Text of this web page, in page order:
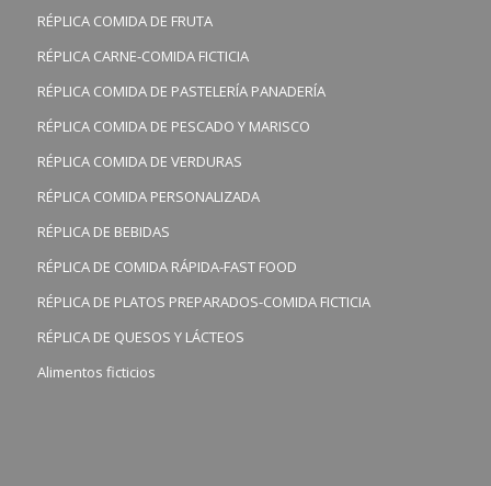
RÉPLICA COMIDA DE FRUTA
RÉPLICA CARNE-COMIDA FICTICIA
RÉPLICA COMIDA DE PASTELERÍA PANADERÍA
RÉPLICA COMIDA DE PESCADO Y MARISCO
RÉPLICA COMIDA DE VERDURAS
RÉPLICA COMIDA PERSONALIZADA
RÉPLICA DE BEBIDAS
RÉPLICA DE COMIDA RÁPIDA-FAST FOOD
RÉPLICA DE PLATOS PREPARADOS-COMIDA FICTICIA
RÉPLICA DE QUESOS Y LÁCTEOS
Alimentos ficticios